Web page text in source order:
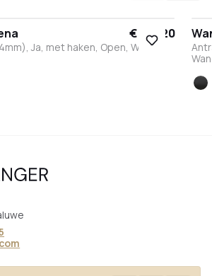
€ 309,20
Ja, met haken, Open, Wand